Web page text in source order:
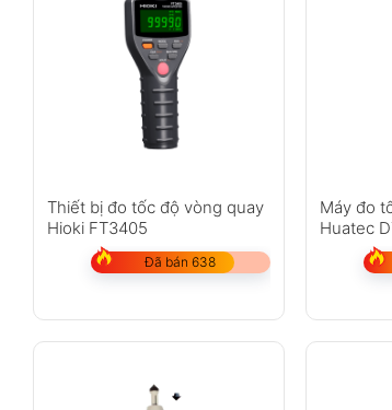
Đặc điểm nổi bật
Dải đo rộng đến
Hỗ trợ đo tốc độ bề mặt tuyến tính
Hiển thị kết quả bằng ft/phút và
Bộ nhớ lưu giá trị đo cuối cùng
Tự động chọn thang đo thông
Có bánh xe đo tốc độ bề mặt dự
Thiết bị đo tốc độ vòng quay
Hioki FT3405
Đã bán 638
Máy đo
Huatec